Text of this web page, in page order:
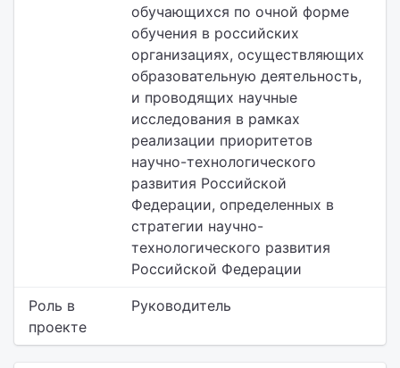
обучающихся по очной форме
обучения в российских
организациях, осуществляющих
образовательную деятельность,
и проводящих научные
исследования в рамках
реализации приоритетов
научно-технологического
развития Российской
Федерации, определенных в
стратегии научно-
технологического развития
Российской Федерации
Роль в
проекте
Руководитель